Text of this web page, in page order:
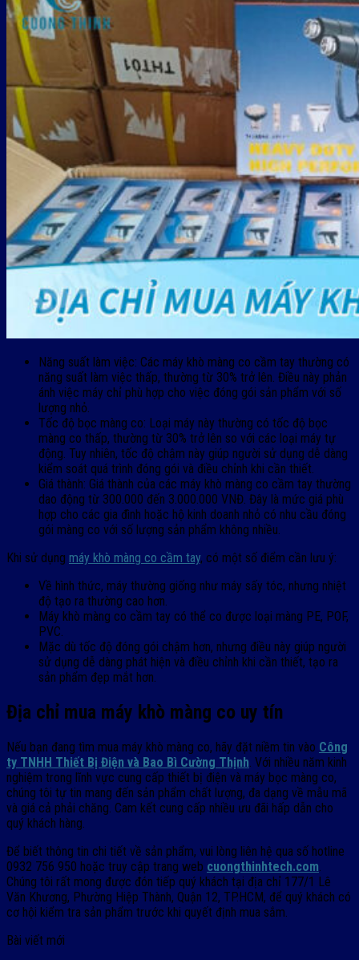
Năng suất làm việc: Các máy khò màng co cầm tay thường có
năng suất làm việc thấp, thường từ 30% trở lên. Điều này phản
ánh việc máy chỉ phù hợp cho việc đóng gói sản phẩm với số
lượng nhỏ.
Tốc độ bọc màng co: Loại máy này thường có tốc độ bọc
màng co thấp, thường từ 30% trở lên so với các loại máy tự
động. Tuy nhiên, tốc độ chậm này giúp người sử dụng dễ dàng
kiểm soát quá trình đóng gói và điều chỉnh khi cần thiết.
Giá thành: Giá thành của các máy khò màng co cầm tay thường
dao động từ 300.000 đến 3.000.000 VNĐ. Đây là mức giá phù
hợp cho các gia đình hoặc hộ kinh doanh nhỏ có nhu cầu đóng
gói màng co với số lượng sản phẩm không nhiều.
Khi sử dụng máy khò màng co cầm tay, có một số điểm cần lưu ý:
Về hình thức, máy thường giống như máy sấy tóc, nhưng nhiệt
độ tạo ra thường cao hơn.
Máy khò màng co cầm tay có thể co được loại màng PE, POF,
PVC.
Mặc dù tốc độ đóng gói chậm hơn, nhưng điều này giúp người
sử dụng dễ dàng phát hiện và điều chỉnh khi cần thiết, tạo ra
sản phẩm đẹp mắt hơn.
Địa chỉ mua máy khò màng co uy tín
Nếu bạn đang tìm mua máy khò màng co, hãy đặt niềm tin vào Công
ty TNHH Thiết Bị Điện và Bao Bì Cường Thịnh. Với nhiều năm kinh
nghiệm trong lĩnh vực cung cấp thiết bị điện và máy bọc màng co,
chúng tôi tự tin mang đến sản phẩm chất lượng, đa dạng về mẫu mã
và giá cả phải chăng. Cam kết cung cấp nhiều ưu đãi hấp dẫn cho
quý khách hàng.
Để biết thông tin chi tiết về sản phẩm, vui lòng liên hệ qua số hotline
0932 756 950 hoặc truy cập trang web cuongthinhtech.com.
Chúng tôi rất mong được đón tiếp quý khách tại địa chỉ 177/1 Lê
Văn Khương, Phường Hiệp Thành, Quận 12, TP.HCM, để quý khách có
cơ hội kiểm tra sản phẩm trước khi quyết định mua sắm.
Bài viết mới